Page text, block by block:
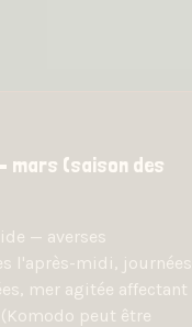
mars (saison des
— averses
l'après-midi, journées
mer agitée affectant
peut être